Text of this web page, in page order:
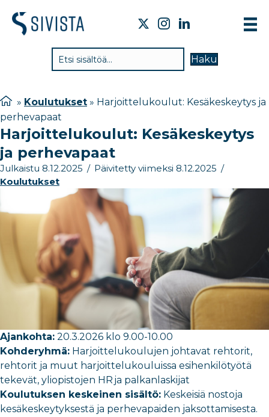
Haku
» Koulutukset » Harjoittelukoulut: Kesäkeskeytys ja
perhevapaat
Harjoittelukoulut: Kesäkeskeytys
ja perhevapaat
Julkaistu 8.12.2025 / Päivitetty viimeksi 8.12.2025 /
Koulutukset
Ajankohta: 20.3.2026 klo 9.00-10.00
Kohderyhmä: Harjoittelukoulujen johtavat rehtorit,
rehtorit ja muut harjoittelukouluissa esihenkilötyötä
tekevät, yliopistojen HR ja palkanlaskijat
Koulutuksen keskeinen sisältö: Keskeisiä nostoja
kesäkeskeytyksestä ja perhevapaiden jaksottamisesta.